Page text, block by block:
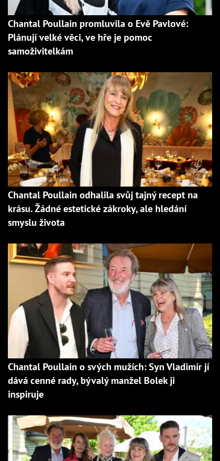
Chantal Poullain promluvila o Evě Pavlové:
Plánují velké věci, ve hře je pomoc
samoživitelkám
Chantal Poullain odhalila svůj tajný recept na
krásu. Žádné estetické zákroky, ale hledání
smyslu života
Chantal Poullain o svých mužích: Syn Vladimír jí
dává cenné rady, bývalý manžel Bolek ji
inspiruje